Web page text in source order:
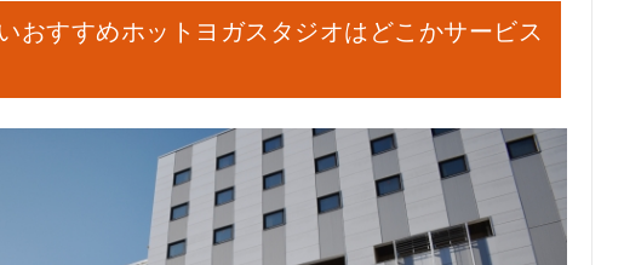
おすすめホットヨガスタジオはどこかサービス